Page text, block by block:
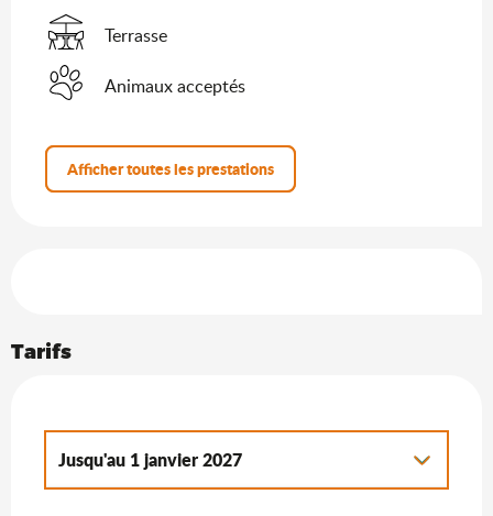
Terrasse
Animaux acceptés
Afficher toutes les prestations
Tarifs
Jusqu'au 1 janvier 2027